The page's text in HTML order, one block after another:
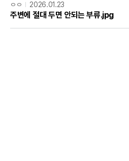
ㅇㅇ 2026.01.23
주변에 절대 두면 안되는 부류.jpg